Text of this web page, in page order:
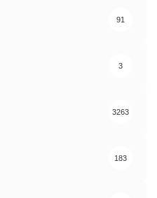
91
3
3263
183